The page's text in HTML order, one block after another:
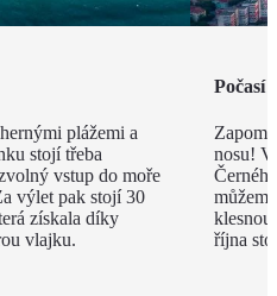
plážemi a
stojí třeba
vstup do moře
výlet pak stojí 30
získala díky
vlajku.
Počasí
nosu!
října